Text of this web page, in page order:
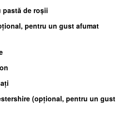
de roșii
pentru un gust afumat
(opțional, pentru un gust